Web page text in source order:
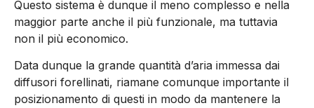
Questo sistema è dunque il meno complesso e nella
maggior parte anche il più funzionale, ma tuttavia
non il più economico.
Data dunque la grande quantità d’aria immessa dai
diffusori forellinati, riamane comunque importante il
posizionamento di questi in modo da mantenere la